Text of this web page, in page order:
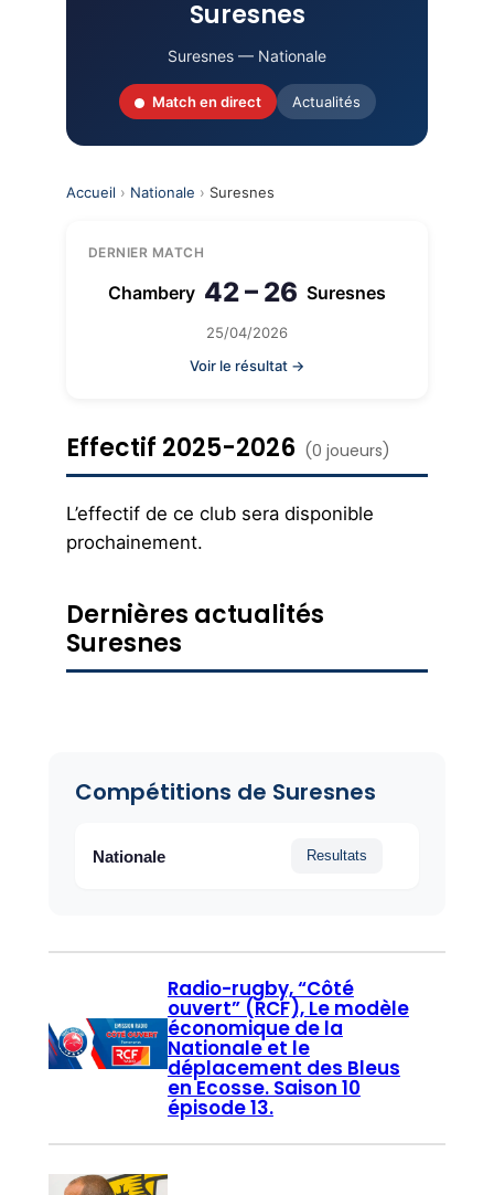
Suresnes
Suresnes — Nationale
Match en direct Actualités
Accueil › Nationale › Suresnes
DERNIER MATCH
Chambery 42 – 26 Suresnes
25/04/2026
Voir le résultat →
Effectif 2025-2026 (0 joueurs)
L’effectif de ce club sera disponible
prochainement.
Dernières actualités
Suresnes
Compétitions de Suresnes
Nationale Resultats
Radio-rugby, “Côté
ouvert” (RCF), Le modèle
économique de la
Nationale et le
déplacement des Bleus
en Ecosse. Saison 10
épisode 13.